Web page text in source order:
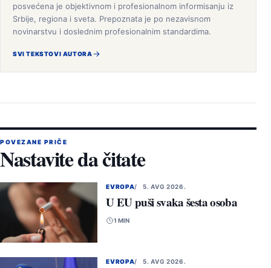
posvećena je objektivnom i profesionalnom informisanju iz
Srbije, regiona i sveta. Prepoznata je po nezavisnom
novinarstvu i doslednim profesionalnim standardima.
SVI TEKSTOVI AUTORA
POVEZANE PRIČE
Nastavite da čitate
EVROPA 5. AVG 2026.
U EU puši svaka šesta osoba
1 MIN
EVROPA 5. AVG 2026.